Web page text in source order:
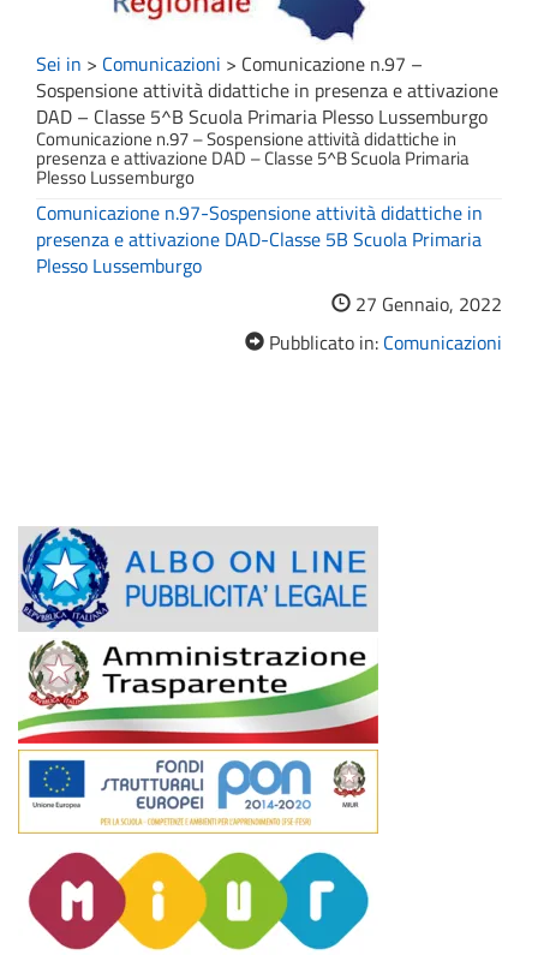
Sei in > Comunicazioni > Comunicazione n.97 –
Sospensione attività didattiche in presenza e attivazione
DAD – Classe 5^B Scuola Primaria Plesso Lussemburgo
Comunicazione n.97 – Sospensione attività didattiche in
presenza e attivazione DAD – Classe 5^B Scuola Primaria
Plesso Lussemburgo
Comunicazione n.97-Sospensione attività didattiche in
presenza e attivazione DAD-Classe 5B Scuola Primaria
Plesso Lussemburgo
27 Gennaio, 2022
Pubblicato in: Comunicazioni